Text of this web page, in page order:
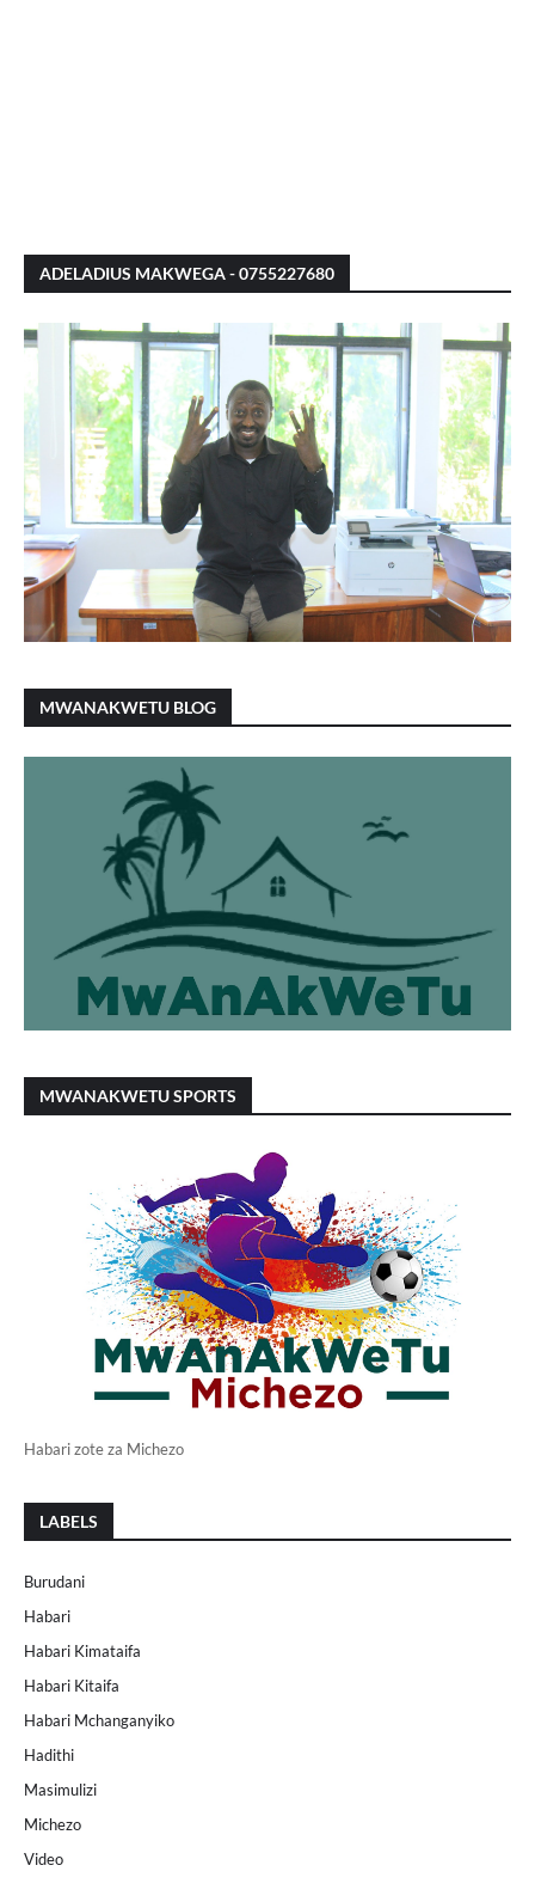
ADELADIUS MAKWEGA - 0755227680
MWANAKWETU BLOG
MWANAKWETU SPORTS
Habari zote za Michezo
LABELS
Burudani
Habari
Habari Kimataifa
Habari Kitaifa
Habari Mchanganyiko
Hadithi
Masimulizi
Michezo
Video